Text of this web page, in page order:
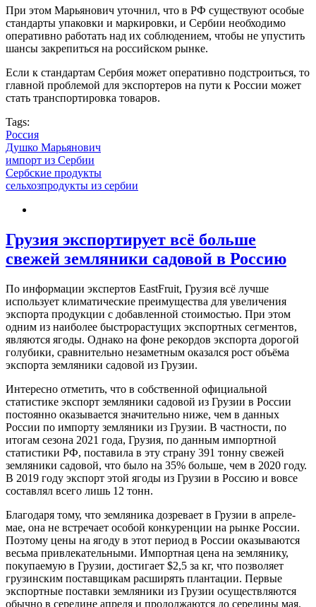
При этом Марьянович уточнил, что в РФ существуют особые
стандарты упаковки и маркировки, и Сербии необходимо
оперативно работать над их соблюдением, чтобы не упустить
шансы закрепиться на российском рынке.
Если к стандартам Сербия может оперативно подстроиться, то
главной проблемой для экспортеров на пути к России может
стать транспортировка товаров.
Tags:
Россия
Душко Марьянович
импорт из Сербии
Сербские продукты
сельхозпродукты из сербии
Грузия экспортирует всё больше
свежей земляники садовой в Россию
По информации экспертов EastFruit, Грузия всё лучше
использует климатические преимущества для увеличения
экспорта продукции с добавленной стоимостью. При этом
одним из наиболее быстрорастущих экспортных сегментов,
являются ягоды. Однако на фоне рекордов экспорта дорогой
голубики, сравнительно незаметным оказался рост объёма
экспорта земляники садовой из Грузии.
Интересно отметить, что в собственной официальной
статистике экспорт земляники садовой из Грузии в России
постоянно оказывается значительно ниже, чем в данных
России по импорту земляники из Грузии. В частности, по
итогам сезона 2021 года, Грузия, по данным импортной
статистики РФ, поставила в эту страну 391 тонну свежей
земляники садовой, что было на 35% больше, чем в 2020 году.
В 2019 году экспорт этой ягоды из Грузии в Россию и вовсе
составлял всего лишь 12 тонн.
Благодаря тому, что земляника дозревает в Грузии в апреле-
мае, она не встречает особой конкуренции на рынке России.
Поэтому цены на ягоду в этот период в России оказываются
весьма привлекательными. Импортная цена на землянику,
покупаемую в Грузии, достигает $2,5 за кг, что позволяет
грузинским поставщикам расширять плантации. Первые
экспортные поставки земляники из Грузии осуществляются
обычно в середине апреля и продолжаются до середины мая.